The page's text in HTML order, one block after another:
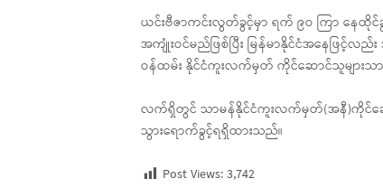
ယင်းဗီဇာကင်းလွတ်ခွင့်မှာ ရက် ၉ဝ ကြာ နေထို
အကျုံးဝင်မည်ဖြစ်ပြီး မြန်မာနိုင်ငံအနေဖြ
ဝန်ထမ်း နိုင်ငံကူးလက်မှတ် ကိုင်ဆောင်သူများသ
လက်ရှိတွင် သာမန်နိုင်ငံကူးလက်မှတ်(အနီ)ကိုင်ဆော
သွားရောက်ခွင့်ရရှိထားသည်။
Post Views:3,742